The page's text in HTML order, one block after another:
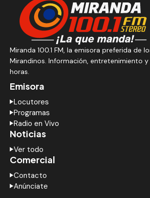
Miranda 100.1 FM, la emisora preferida de
Mirandinos. Información, entretenimiento
horas.
Emisora
Locutores
Programas
Radio en Vivo
Noticias
Ver todo
Comercial
Contacto
Anúnciate